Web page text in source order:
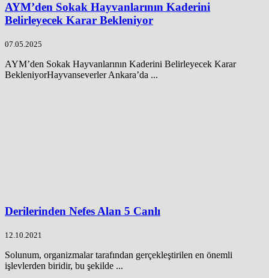
AYM’den Sokak Hayvanlarının Kaderini
Belirleyecek Karar Bekleniyor
07.05.2025
AYM’den Sokak Hayvanlarının Kaderini Belirleyecek Karar
BekleniyorHayvanseverler Ankara’da ...
Derilerinden Nefes Alan 5 Canlı
12.10.2021
Solunum, organizmalar tarafından gerçekleştirilen en önemli
işlevlerden biridir, bu şekilde ...